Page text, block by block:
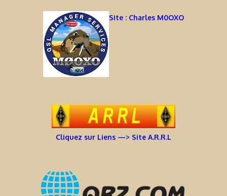
Site : Charles M0OXO
Cliquez sur Liens —> Site A.R.R.L